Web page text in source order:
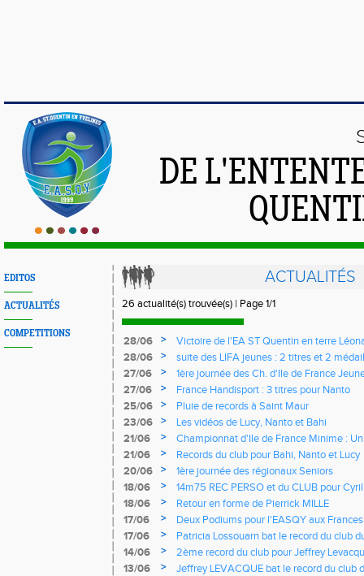
DE
EDITOS
ACTUALITÉS
COMPETITIONS
ACTUALITÉS
26 actualité(s) trouvée(s) | Page 1/1
28/06 >
Victoire de l'EA ST Quentin en terre
28/06
>
suite des LIFA jeunes : 2 titres et 2
27/06
>
1ère journée des Ch. d'Ile de France
pour l'EASQY
27/06 >
France Handisport : 3 titres pour Nanto
25/06
>
Pluie de records à Saint Maur
23/06
>
Les vidéos de Lucy, Nanto et Bahi
21/06
>
Championnat d'Ile de France Minime :
campagne
21/06 >
Records du club pour Bahi, Nanto et Lucy
20/06
>
1ère journée des régionaux Seniors
18/06
>
14m75 REC PERSO et du CLUB pour
d'AMIENS
18/06 >
Retour en forme de Pierrick MILLE
17/06
>
Deux Podiums pour l'EASQY aux
17/06
>
Patricia Lossouarn bat le record du club
14/06
>
2ème record du club pour Jeffrey
13/06
>
Jeffrey LEVACQUE bat le record du club